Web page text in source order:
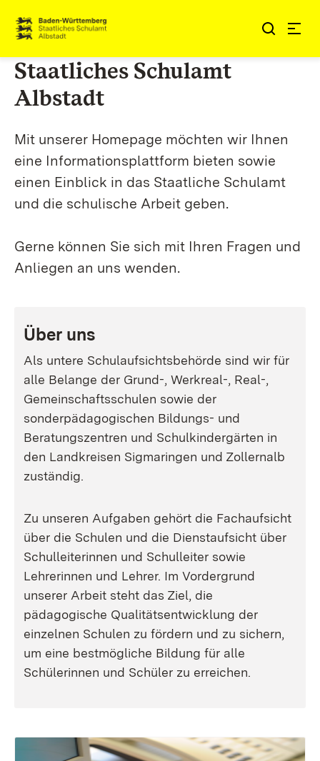
Zum Inhalt springen
Link zur Startseite
Staatliches Schulamt
Albstadt
Mit unserer Homepage möchten wir Ihnen
eine Informationsplattform bieten sowie
einen Einblick in das Staatliche Schulamt
und die schulische Arbeit geben.
Gerne können Sie sich mit Ihren Fragen und
Anliegen an uns wenden.
Über uns
Als untere Schulaufsichtsbehörde sind wir für
alle Belange der Grund-, Werkreal-, Real-,
Gemeinschaftsschulen sowie der
sonderpädagogischen Bildungs- und
Beratungszentren und Schulkindergärten in
den Landkreisen Sigmaringen und Zollernalb
zuständig.
Zu unseren Aufgaben gehört die Fachaufsicht
über die Schulen und die Dienstaufsicht über
Schulleiterinnen und Schulleiter sowie
Lehrerinnen und Lehrer. Im Vordergrund
unserer Arbeit steht das Ziel, die
pädagogische Qualitätsentwicklung der
einzelnen Schulen zu fördern und zu sichern,
um eine bestmögliche Bildung für alle
Schülerinnen und Schüler zu erreichen.